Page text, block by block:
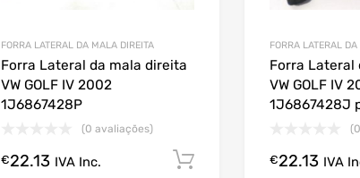
FORRA LATERAL DA MALA DIREITA
Forra Lateral da mala direita
VW GOLF IV 2002
1J6867428P
(0 avaliações)
€22.13 IVA Inc. Comprar Agora!
FORRA LATERAL
Forra Lateral
VW GOLF IV
1J6867428J
€22.13 IVA